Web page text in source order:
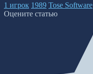
1 игрок 1989 Tose Software
Оцените статью